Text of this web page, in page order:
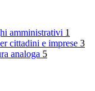
amministrativi 1
cittadini e imprese 3
analoga 5